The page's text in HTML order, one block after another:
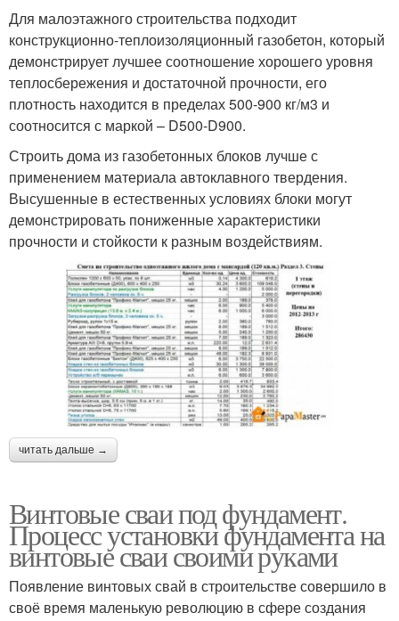
Для малоэтажного строительства подходит
конструкционно-теплоизоляционный газобетон, который
демонстрирует лучшее соотношение хорошего уровня
теплосбережения и достаточной прочности, его
плотность находится в пределах 500-900 кг/м3 и
соотносится с маркой – D500-D900.
Строить дома из газобетонных блоков лучше с
применением материала автоклавного твердения.
Высушенные в естественных условиях блоки могут
демонстрировать пониженные характеристики
прочности и стойкости к разным воздействиям.
читать дальше →
Винтовые сваи под фундамент.
Процесс установки фундамента на
винтовые сваи своими руками
Появление винтовых свай в строительстве совершило в
своё время маленькую революцию в сфере создания